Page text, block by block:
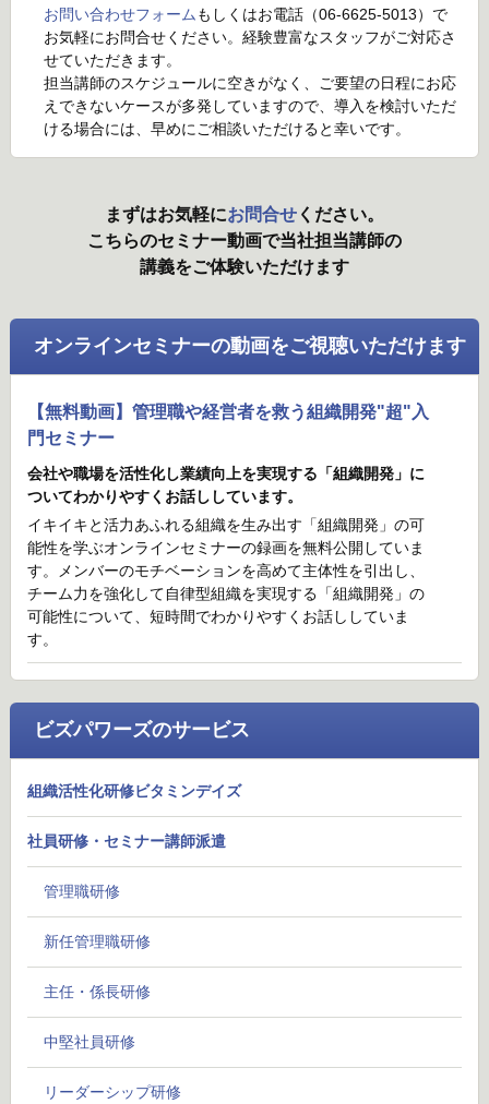
お問い合わせフォーム もしくはお電話（06-6625-5013）で
お気軽にお問合せください。経験豊富なスタッフがご対応さ
せていただきます。
担当講師のスケジュールに空きがなく、ご要望の日程にお応
えできないケースが多発していますので、導入を検討いただ
ける場合には、早めにご相談いただけると幸いです。
まずはお気軽にお問合せ ください。
こちらのセミナー動画で当社担当講師の
講義をご体験いただけます
オンラインセミナーの動画をご視聴いただけます
【無料動画】管理職や経営者を救う組織開発"超"入
門セミナー
会社や職場を活性化し業績向上を実現する「組織開発」に
ついてわかりやすくお話ししています。
イキイキと活力あふれる組織を生み出す「組織開発」の可
能性を学ぶオンラインセミナーの録画を無料公開していま
す。メンバーのモチベーションを高めて主体性を引出し、
チーム力を強化して自律型組織を実現する「組織開発」の
可能性について、短時間でわかりやすくお話ししていま
す。
ビズパワーズのサービス
組織活性化研修ビタミンデイズ
社員研修・セミナー講師派遣
管理職研修
新任管理職研修
主任・係長研修
中堅社員研修
リーダーシップ研修